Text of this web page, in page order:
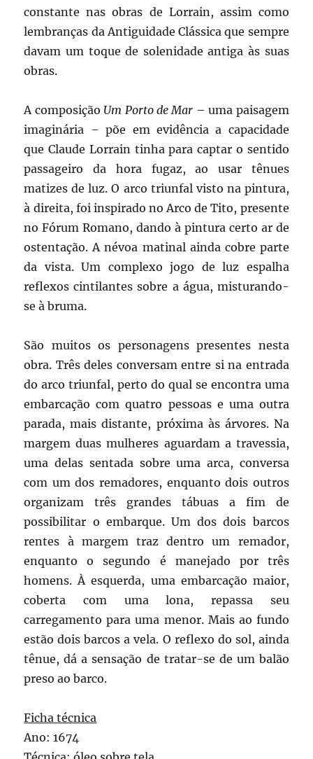
constante nas obras de Lorrain, assim como
lembranças da Antiguidade Clássica que sempre
davam um toque de solenidade antiga às suas
obras.
A composição Um Porto de Mar – uma paisagem
imaginária – põe em evidência a capacidade
que Claude Lorrain tinha para captar o sentido
passageiro da hora fugaz, ao usar tênues
matizes de luz. O arco triunfal visto na pintura,
à direita, foi inspirado no Arco de Tito, presente
no Fórum Romano, dando à pintura certo ar de
ostentação. A névoa matinal ainda cobre parte
da vista. Um complexo jogo de luz espalha
reflexos cintilantes sobre a água, misturando-
se à bruma.
São muitos os personagens presentes nesta
obra. Três deles conversam entre si na entrada
do arco triunfal, perto do qual se encontra uma
embarcação com quatro pessoas e uma outra
parada, mais distante, próxima às árvores. Na
margem duas mulheres aguardam a travessia,
uma delas sentada sobre uma arca, conversa
com um dos remadores, enquanto dois outros
organizam três grandes tábuas a fim de
possibilitar o embarque. Um dos dois barcos
rentes à margem traz dentro um remador,
enquanto o segundo é manejado por três
homens. À esquerda, uma embarcação maior,
coberta com uma lona, repassa seu
carregamento para uma menor. Mais ao fundo
estão dois barcos a vela. O reflexo do sol, ainda
tênue, dá a sensação de tratar-se de um balão
preso ao barco.
Ficha técnica
Ano: 1674